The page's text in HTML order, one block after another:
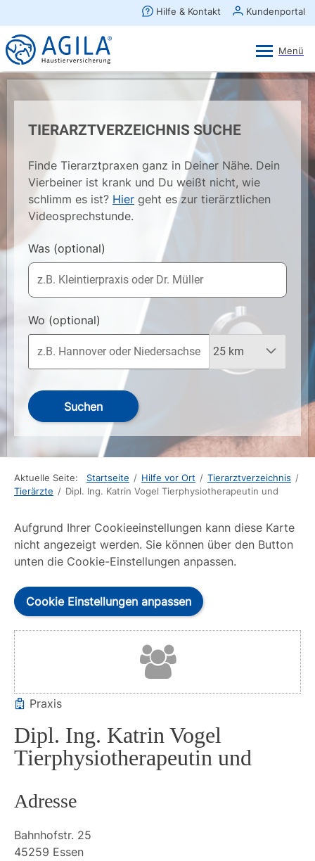
TIERARZTVERZEICHNIS SUCHE
Finde Tierarztpraxen ganz in Deiner Nähe. Dein
Vierbeiner ist krank und Du weißt nicht, wie
schlimm es ist? Hier geht es zur tierärztlichen
Videosprechstunde.
Was (optional)
Wo (optional)
Suchen
Aktuelle Seite: Startseite / Hilfe vor Ort / Tierarztverzeichnis /
Tierärzte / Dipl. Ing. Katrin Vogel Tierphysiotherapeutin und
Aufgrund Ihrer Cookieeinstellungen kann diese Karte
nicht angezeigt werden. Sie können über den Button
unten die Cookie-Einstellungen anpassen.
Cookie Einstellungen anpassen
Praxis
Dipl. Ing. Katrin Vogel
Tierphysiotherapeutin und
Adresse
Bahnhofstr. 25
45259 Essen
×
AGILA Kunden-App
Gratis - Im Play Store laden
Ansehen